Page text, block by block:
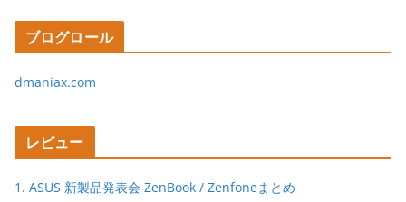
ブログロール
dmaniax.com
レビュー
1. ASUS 新製品発表会 ZenBook / Zenfoneまとめ